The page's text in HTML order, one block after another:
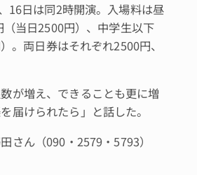
16日は同2時開演。入場料は昼
当日2500円）、中学生以下
。両日券はそれぞれ2500円、
が増え、できることも更に増
届けられたら」と話した。
さん（090・2579・5793）